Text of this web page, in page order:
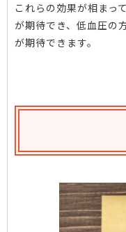
これらの効果が相まっ
が期待でき、低血圧の
が期待できます。